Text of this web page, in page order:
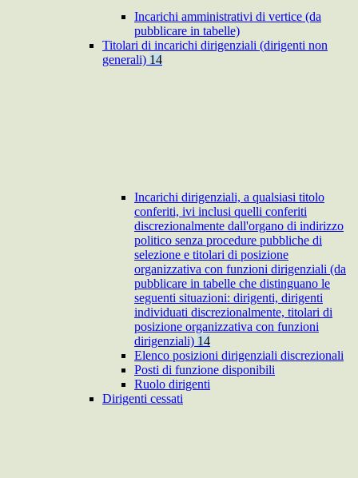
Incarichi amministrativi di vertice (da
pubblicare in tabelle)
Titolari di incarichi dirigenziali (dirigenti non
generali) 14
Incarichi dirigenziali, a qualsiasi titolo
conferiti, ivi inclusi quelli conferiti
discrezionalmente dall'organo di indirizzo
politico senza procedure pubbliche di
selezione e titolari di posizione
organizzativa con funzioni dirigenziali (da
pubblicare in tabelle che distinguano le
seguenti situazioni: dirigenti, dirigenti
individuati discrezionalmente, titolari di
posizione organizzativa con funzioni
dirigenziali) 14
Elenco posizioni dirigenziali discrezionali
Posti di funzione disponibili
Ruolo dirigenti
Dirigenti cessati